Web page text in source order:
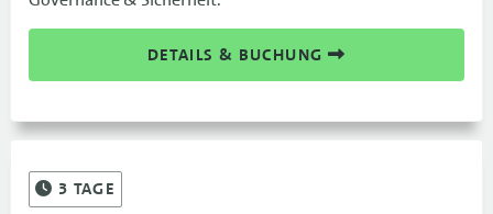
DETAILS & BUCHUNG
3 TAGE